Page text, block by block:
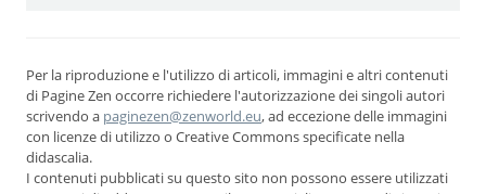
Per la riproduzione e l'utilizzo di articoli, immagini e altri contenuti
di Pagine Zen occorre richiedere l'autorizzazione dei singoli autori
scrivendo a paginezen@zenworld.eu, ad eccezione delle immagini
con licenze di utilizzo o Creative Commons specificate nella
didascalia.
I contenuti pubblicati su questo sito non possono essere utilizzati